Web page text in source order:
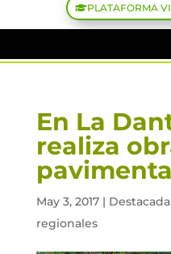
PLATAFORMA
En La
realiza
May 3, 2017| Destacada
regionales